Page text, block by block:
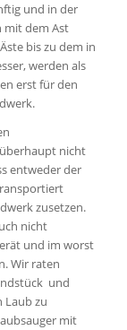
und in der
mit dem Ast
bis zu dem in
werden als
erst für den
nicht
entweder der
zusetzen.
nicht
und im worst
Wir raten
und
Laub zu
mit